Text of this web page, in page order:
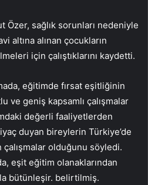
Özer, sağlık sorunları nedeniyle
altına alınan çocukların
için çalıştıklarını kaydetti.
eğitimde fırsat eşitliğinin
ve geniş kapsamlı çalışmalar
değerli faaliyetlerden
duyan bireylerin Türkiye’de
olduğunu söyledi.
eşit eğitim olanaklarından
bütünleşir. belirtilmiş.